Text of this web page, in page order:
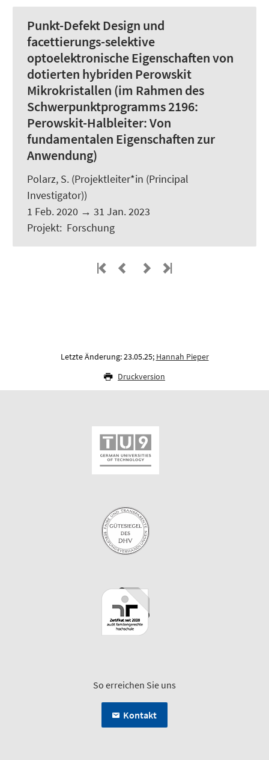
Punkt-Defekt Design und
facettierungs-selektive
optoelektronische Eigenschaften von
dotierten hybriden Perowskit
Mikrokristallen (im Rahmen des
Schwerpunktprogramms 2196:
Perowskit-Halbleiter: Von
fundamentalen Eigenschaften zur
Anwendung)
Polarz, S. (Projektleiter*in (Principal
Investigator))
1 Feb. 2020 → 31 Jan. 2023
Projekt: Forschung
Letzte Änderung: 23.05.25; Hannah Pieper
Druckversion
So erreichen Sie uns
Kontakt